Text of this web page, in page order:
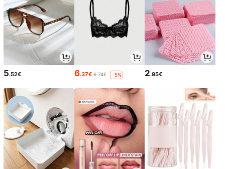
5.52€ 6.37€ 6.74€ -5% 2.95€